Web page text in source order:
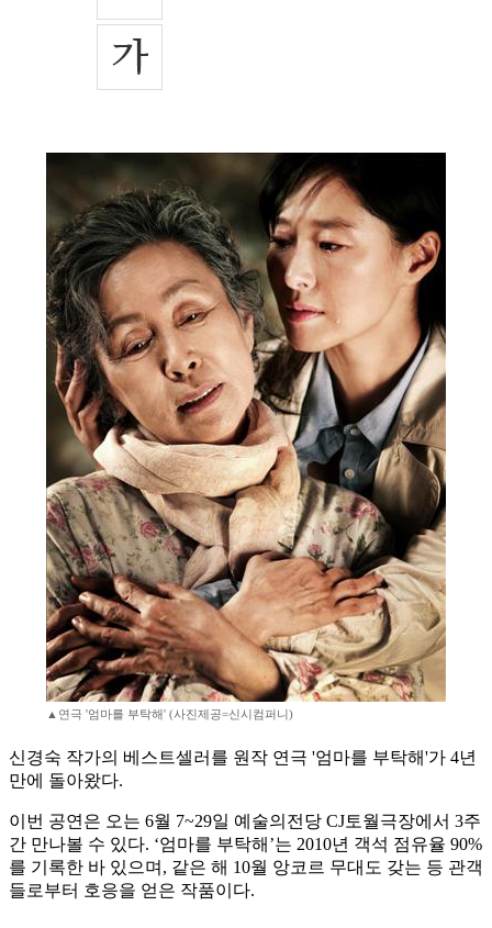
▲연극 '엄마를 부탁해' (사진제공=신시컴퍼니)
신경숙 작가의 베스트셀러를 원작 연극 '엄마를 부탁해'가 4년
만에 돌아왔다.
이번 공연은 오는 6월 7~29일 예술의전당 CJ토월극장에서 3주
간 만나볼 수 있다. ‘엄마를 부탁해’는 2010년 객석 점유율 90%
를 기록한 바 있으며, 같은 해 10월 앙코르 무대도 갖는 등 관객
들로부터 호응을 얻은 작품이다.